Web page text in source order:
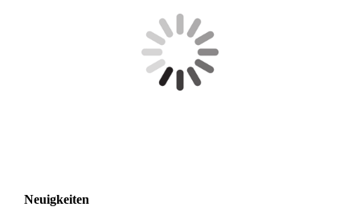
Neuigkeiten